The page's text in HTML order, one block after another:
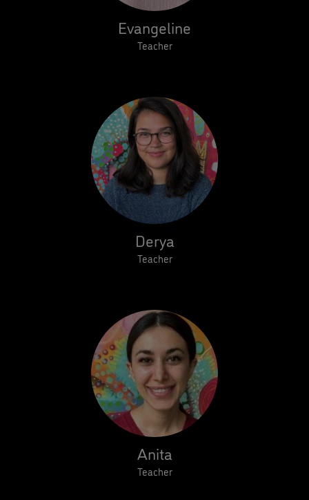
Evangeline
Teacher
Derya
Teacher
Anita
Teacher